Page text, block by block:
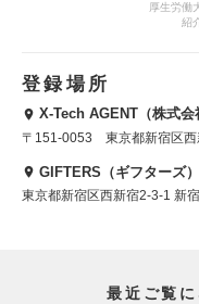
厚生労働
紹
登録場所
X-Tech AGENT（株式会
〒151-0053 東京都新宿区西
GIFTERS（ギフターズ）
東京都新宿区西新宿2-3-1 新
最近ご覧